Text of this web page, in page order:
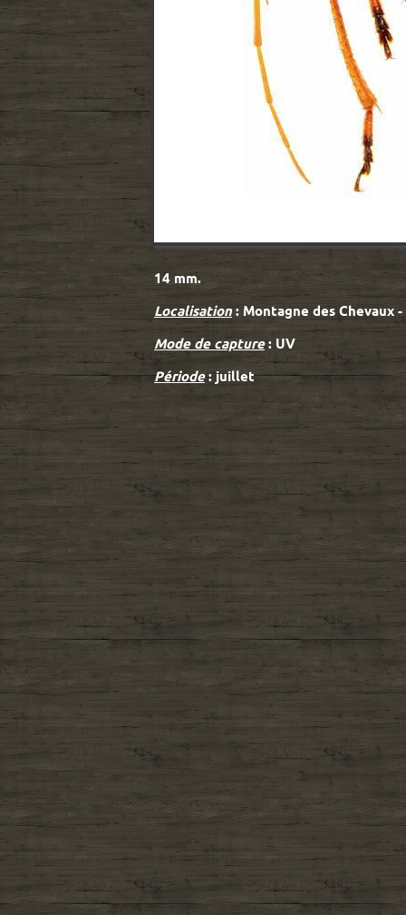
14 mm.
Localisation: Montagne des Chevaux -
Mode de capture: UV
Période: juillet